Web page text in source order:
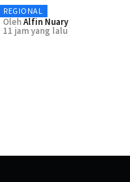
REGIONAL
OlehAlfin Nuary
11 jam yang lalu